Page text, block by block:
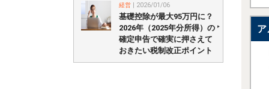
経営 | 2026/01/06
基礎控除が最大95万円に？
2026年（2025年分所得）の
確定申告で確実に押さえて
おきたい税制改正ポイント